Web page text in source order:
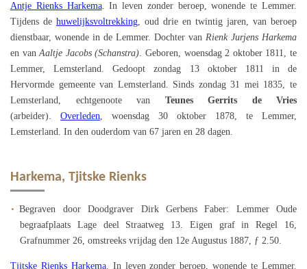
Antje Rienks Harkema. In leven zonder beroep, wonende te Lemmer.
Tijdens de huwelijksvoltrekking, oud drie en twintig jaren, van beroep
dienstbaar, wonende in de Lemmer. Dochter van Rienk Jurjens Harkema
en vanAaltje Jacobs (Schanstra). Geboren, woensdag 2 oktober 1811, te
Lemmer, Lemsterland. Gedoopt zondag 13 oktober 1811 in de
Hervormde gemeente van Lemsterland. Sinds zondag 31 mei 1835, te
Lemsterland, echtgenoote van Teunes Gerrits de Vries
(arbeider). Overleden, woensdag 30 oktober 1878, te Lemmer,
Lemsterland. In den ouderdom van 67 jaren en 28 dagen.
Harkema, Tjitske Rienks
Begraven door Doodgraver Dirk Gerbens Faber: Lemmer Oude
begraafplaats Lage deel Straatweg 13. Eigen graf in Regel 16,
Grafnummer 26, omstreeks vrijdag den 12e Augustus 1887, ƒ 2.50.
Tjitske Rienks Harkema. In leven zonder beroep, wonende te Lemmer.